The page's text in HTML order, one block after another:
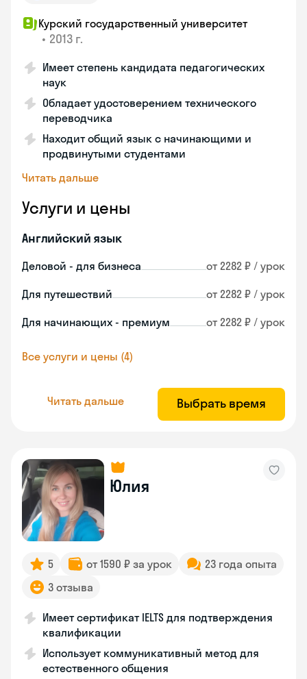
Курский государственный университет
• 2013 г.
Имеет степень кандидата педагогических
наук
Обладает удостоверением технического
переводчика
Находит общий язык с начинающими и
продвинутыми студентами
Читать дальше
Услуги и цены
Английский язык
Деловой - для бизнеса от 2282 ₽ / урок
Для путешествий от 2282 ₽ / урок
Для начинающих - премиум от 2282 ₽ / урок
Все услуги и цены (4)
Читать дальше Выбрать время
Юлия
5 от 1590 ₽ за урок
23 года опыта
3 отзыва
Имеет сертификат IELTS для подтверждения
квалификации
Использует коммуникативный метод для
естественного общения